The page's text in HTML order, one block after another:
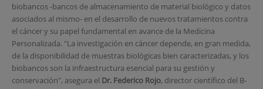
biobancos -bancos de almacenamiento de material biológico y datos
asociados al mismo- en el desarrollo de nuevos tratamientos contra
el cáncer y su papel fundamental en avance de la Medicina
Personalizada. "La investigación en cáncer depende, en gran medida,
de la disponibilidad de muestras biológicas bien caracterizadas, y los
biobancos son la infraestructura esencial para su gestión y
conservación", asegura el Dr. Federico Rojo, director científico del B-